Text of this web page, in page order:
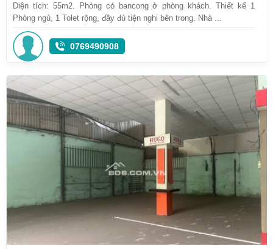
Diện tích: 55m2. Phòng có bancong ở phòng khách. Thiết kế 1
Phòng ngủ, 1 Tolet rộng, đầy đủ tiện nghi bên trong. Nhà ...
0769490908